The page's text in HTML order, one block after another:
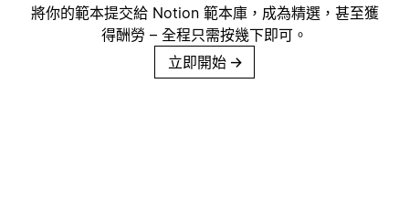
將你的範本提交給 Notion 範本庫，成為精選，甚至獲
得酬勞 – 全程只需按幾下即可。
立即開始 →